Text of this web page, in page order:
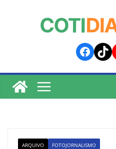
ARQUIVO FOTOJORNALISMO